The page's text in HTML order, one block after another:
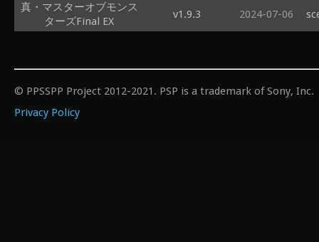
真・マスターオブモンス
ターズFinal EX
v1.9.3 2024-07-06
© PPSSPP Project 2012-2021. PSP is a trademark of Sony, Inc.
Privacy Policy